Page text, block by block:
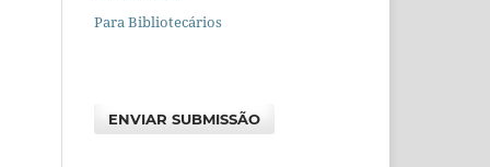
Para Bibliotecários
ENVIAR SUBMISSÃO